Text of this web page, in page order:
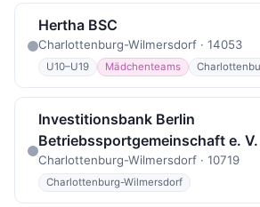
Hertha BSC
Charlottenburg-Wilmersdorf · 14053
U10–U19 Mädchenteams
Investitionsbank Berlin
Betriebssportgemeinschaft e. V.
Charlottenburg-Wilmersdorf · 10719
Charlottenburg-Wilmersdorf